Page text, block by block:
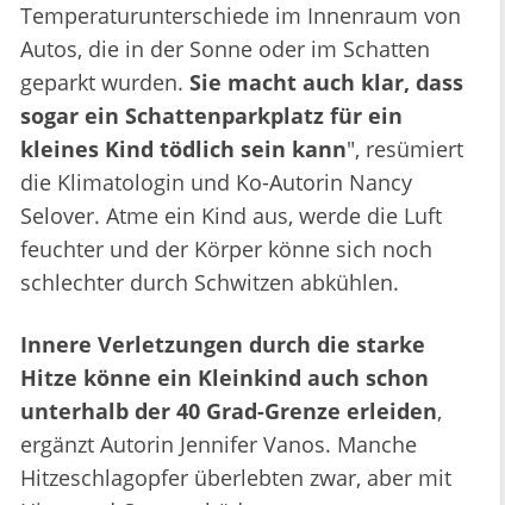
Temperaturunterschiede im Innenraum von
Autos, die in der Sonne oder im Schatten
geparkt wurden. Sie macht auch klar, dass
sogar ein Schattenparkplatz für ein
kleines Kind tödlich sein kann", resümiert
die Klimatologin und Ko-Autorin Nancy
Selover. Atme ein Kind aus, werde die Luft
feuchter und der Körper könne sich noch
schlechter durch Schwitzen abkühlen.
Innere Verletzungen durch die starke
Hitze könne ein Kleinkind auch schon
unterhalb der 40 Grad-Grenze erleiden,
ergänzt Autorin Jennifer Vanos. Manche
Hitzeschlagopfer überlebten zwar, aber mit